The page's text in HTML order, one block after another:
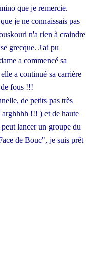
que je remercie.
je ne connaissais pas
n'a rien à craindre
grecque. J'ai pu
a commencé sa
a continué sa carrière
fous !!!
de petits pas très
!!! ) et de haute
lancer un groupe du
de Bouc", je suis prêt